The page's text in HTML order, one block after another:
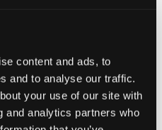
content and ads, to
and to analyse our traffic.
your use of our site with
and analytics partners who